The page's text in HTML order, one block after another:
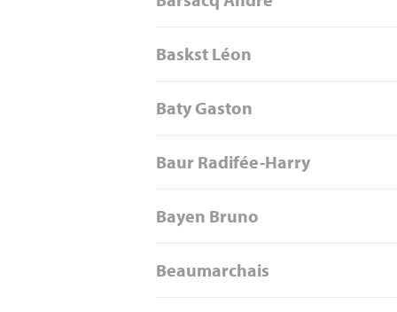
Baskst Léon
Baty Gaston
Baur Radifée-Harry
Bayen Bruno
Beaumarchais